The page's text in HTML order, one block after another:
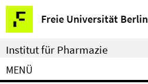
Springe
direkt
zu
Inhalt
Freie Universität Berlin
Service-
Navigation
Institut für Pharmazie
MENÜ